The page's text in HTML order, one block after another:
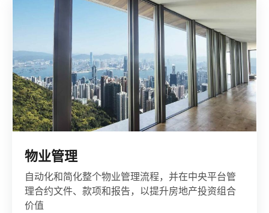
物业管理
自动化和简化整个物业管理流程，并在中央平台管
理合约文件、款项和报告，以提升房地产投资组合
价值